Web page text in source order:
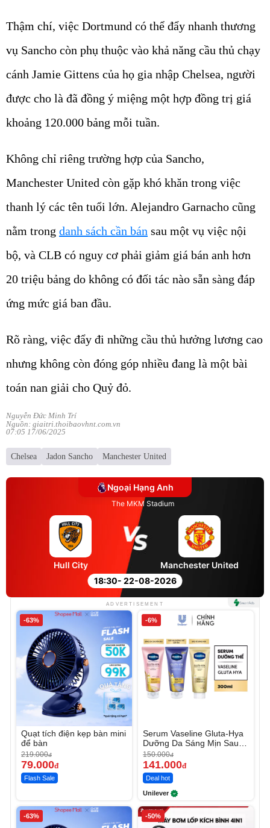
Thậm chí, việc Dortmund có thể đẩy nhanh thương
vụ Sancho còn phụ thuộc vào khả năng cầu thủ chạy
cánh Jamie Gittens của họ gia nhập Chelsea, người
được cho là đã đồng ý miệng một hợp đồng trị giá
khoảng 120.000 bảng mỗi tuần.
Không chỉ riêng trường hợp của Sancho,
Manchester United còn gặp khó khăn trong việc
thanh lý các tên tuổi lớn. Alejandro Garnacho cũng
nằm trong danh sách cần bán sau một vụ việc nội
bộ, và CLB có nguy cơ phải giảm giá bán anh hơn
20 triệu bảng do không có đối tác nào sẵn sàng đáp
ứng mức giá ban đầu.
Rõ ràng, việc đẩy đi những cầu thủ hưởng lương cao
nhưng không còn đóng góp nhiều đang là một bài
toán nan giải cho Quỷ đỏ.
Nguyễn Đức Minh Trí
Nguồn: giaitri.thoibaovhnt.com.vn
07:05 17/06/2025
Chelsea Jadon Sancho Manchester United
Ngoại Hạng Anh
The MKM Stadium
18:30- 22-08-2026
Hull City Manchester United
ADVERTISEMENT
-63%
Quạt tích điện kẹp bàn mini
để bàn
219.000đ
79.000đ
Flash Sale
-6%
Serum Vaseline Gluta-Hya
Dưỡng Da Sáng Mịn Sau 7
Ngày
150.000đ
141.000đ
Deal hot
Unilever
-63% -50%